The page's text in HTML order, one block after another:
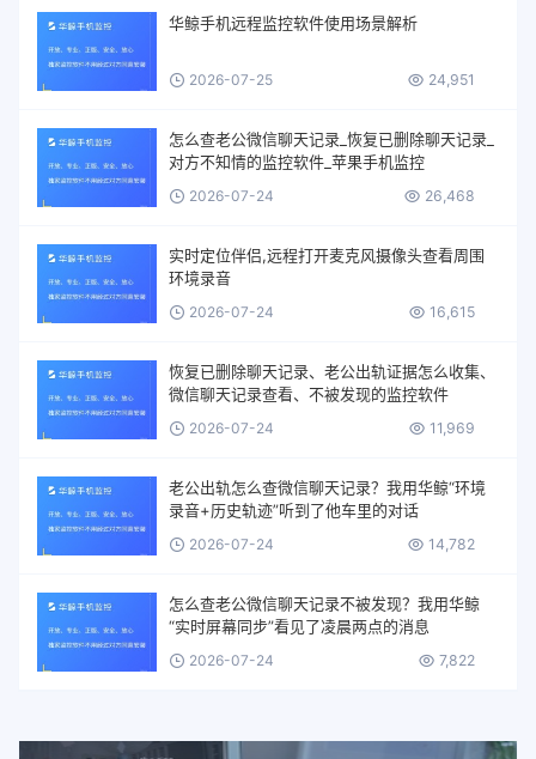
华鲸手机远程监控软件使用场景解析
2026-07-25 24,951
怎么查老公微信聊天记录_恢复已删除聊天记录_
对方不知情的监控软件_苹果手机监控
2026-07-24 26,468
实时定位伴侣,远程打开麦克风摄像头查看周围
环境录音
2026-07-24 16,615
恢复已删除聊天记录、老公出轨证据怎么收集、
微信聊天记录查看、不被发现的监控软件
2026-07-24 11,969
老公出轨怎么查微信聊天记录？我用华鲸“环境
录音+历史轨迹”听到了他车里的对话
2026-07-24 14,782
怎么查老公微信聊天记录不被发现？我用华鲸
“实时屏幕同步”看见了凌晨两点的消息
2026-07-24 7,822